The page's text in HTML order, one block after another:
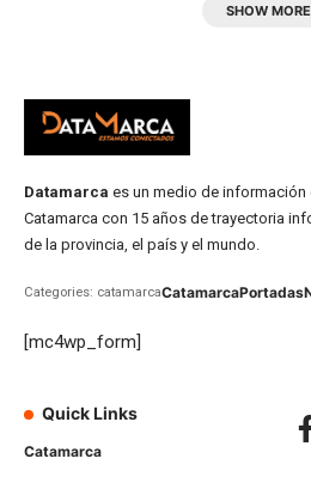
SHOW MORE
Datamarca es un medio de
Catamarca con 15 años de trayectoria
de la provincia, el país y el mundo.
Categories: catamarcaCatamarcaPortadas
[mc4wp_form]
Quick Links
Catamarca